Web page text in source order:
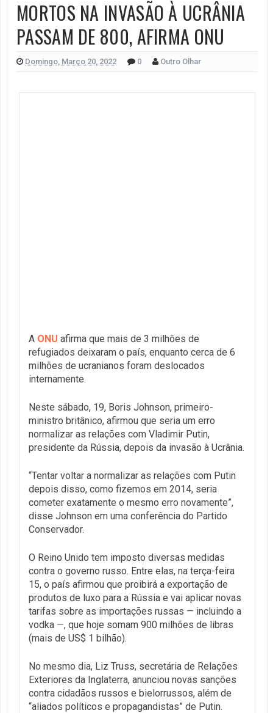
MORTOS NA INVASÃO À UCRÂNIA
PASSAM DE 800, AFIRMA ONU
Domingo, Março 20, 2022 0 Outro Olhar
A ONU afirma que mais de 3 milhões de
refugiados deixaram o país, enquanto cerca de 6
milhões de ucranianos foram deslocados
internamente.
Neste sábado, 19, Boris Johnson, primeiro-
ministro britânico, afirmou que seria um erro
normalizar as relações com Vladimir Putin,
presidente da Rússia, depois da invasão à Ucrânia.
“Tentar voltar a normalizar as relações com Putin
depois disso, como fizemos em 2014, seria
cometer exatamente o mesmo erro novamente”,
disse Johnson em uma conferência do Partido
Conservador.
O Reino Unido tem imposto diversas medidas
contra o governo russo. Entre elas, na terça-feira
15, o país afirmou que proibirá a exportação de
produtos de luxo para a Rússia e vai aplicar novas
tarifas sobre as importações russas — incluindo a
vodka —, que hoje somam 900 milhões de libras
(mais de US$ 1 bilhão).
No mesmo dia, Liz Truss, secretária de Relações
Exteriores da Inglaterra, anunciou novas sanções
contra cidadãos russos e bielorrussos, além de
“aliados políticos e propagandistas” de Putin.